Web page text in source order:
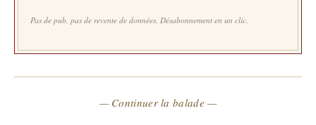
Pas de pub, pas de revente de données. Désabonnement en un clic.
— Continuer la balade —